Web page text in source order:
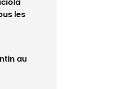
les
au